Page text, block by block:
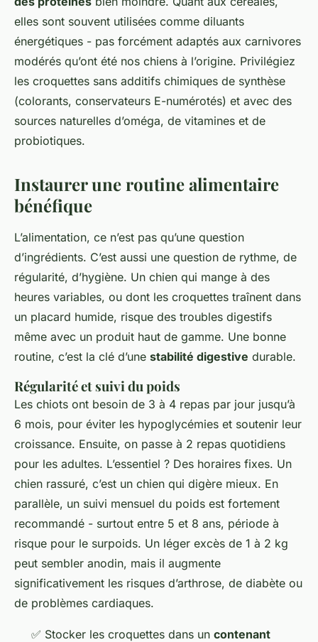
elles sont souvent utilisées comme diluants
énergétiques - pas forcément adaptés aux carnivores
modérés qu’ont été nos chiens à l’origine. Privilégiez
les croquettes sans additifs chimiques de synthèse
(colorants, conservateurs E-numérotés) et avec des
sources naturelles d’oméga, de vitamines et de
probiotiques.
Instaurer une routine alimentaire
bénéfique
L’alimentation, ce n’est pas qu’une question
d’ingrédients. C’est aussi une question de rythme, de
régularité, d’hygiène. Un chien qui mange à des
heures variables, ou dont les croquettes traînent dans
un placard humide, risque des troubles digestifs
même avec un produit haut de gamme. Une bonne
routine, c’est la clé d’une stabilité digestive durable.
Régularité et suivi du poids
Les chiots ont besoin de 3 à 4 repas par jour jusqu’à
6 mois, pour éviter les hypoglycémies et soutenir leur
croissance. Ensuite, on passe à 2 repas quotidiens
pour les adultes. L’essentiel ? Des horaires fixes. Un
chien rassuré, c’est un chien qui digère mieux. En
parallèle, un suivi mensuel du poids est fortement
recommandé - surtout entre 5 et 8 ans, période à
risque pour le surpoids. Un léger excès de 1 à 2 kg
peut sembler anodin, mais il augmente
significativement les risques d’arthrose, de diabète ou
de problèmes cardiaques.
✅ Stocker les croquettes dans un contenant